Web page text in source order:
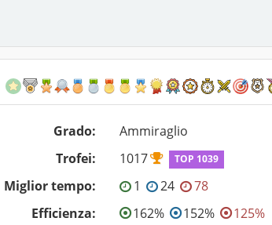
Grado:
Ammiraglio
Trofei:
1017 TOP 1039
Miglior tempo: 1 24
78
Efficienza:
162% 152%
125%